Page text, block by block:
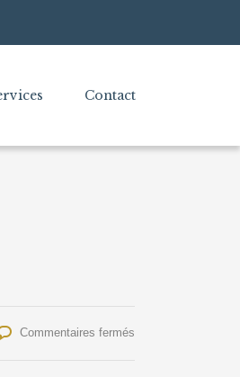
Contact
Commentaires fermés